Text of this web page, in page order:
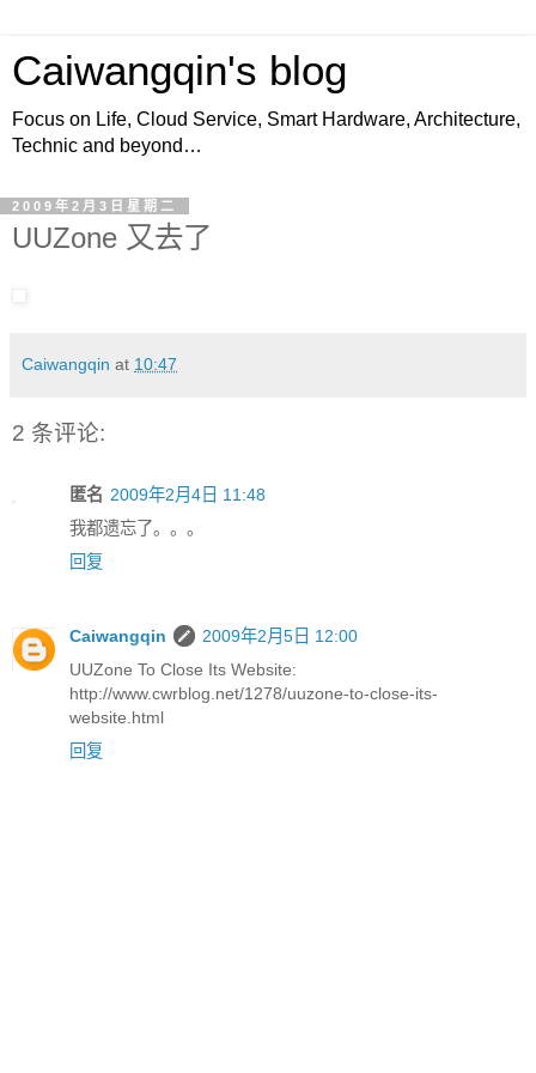
Caiwangqin's blog
Focus on Life, Cloud Service, Smart Hardware, Architecture,
Technic and beyond…
2009年2月3日星期二
UUZone 又去了
Caiwangqin at 10:47
2 条评论:
匿名 2009年2月4日 11:48
我都遗忘了。。。
回复
Caiwangqin
2009年2月5日 12:00
UUZone To Close Its Website:
http://www.cwrblog.net/1278/uuzone-to-close-its-
website.html
回复